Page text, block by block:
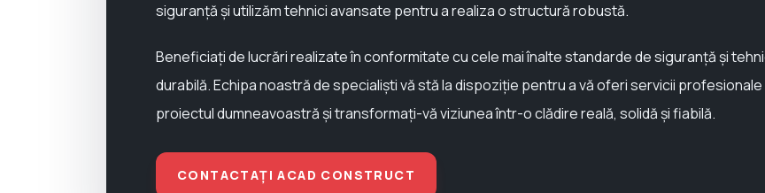
siguranță și utilizăm tehnici avansate pentru a realiza o structură robustă.
Beneficiați de lucrări realizate în conformitate cu cele mai înalte standarde de siguranță și
durabilă. Echipa noastră de specialiști vă stă la dispoziție pentru a vă oferi servicii
proiectul dumneavoastră și transformați-vă viziunea într-o clădire reală, solidă și fiabilă.
CONTACTAȚI ACAD CONSTRUCT